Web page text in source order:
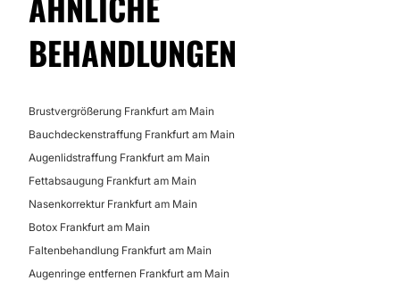
HIFU
Microneedling
Radiofrequenz
BEHANDLUNGEN
Brustvergrößerung Frankfurt am Main
Bauchdeckenstraffung Frankfurt am Main
Augenlidstraffung Frankfurt am Main
Fettabsaugung Frankfurt am Main
Nasenkorrektur Frankfurt am Main
Botox Frankfurt am Main
Faltenbehandlung Frankfurt am Main
Augenringe entfernen Frankfurt am Main